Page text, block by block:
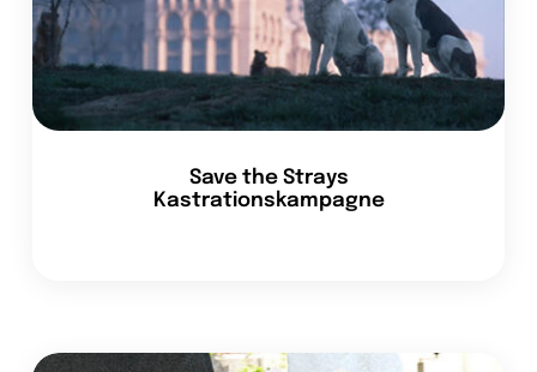
Save the Strays
Kastrationskampagne